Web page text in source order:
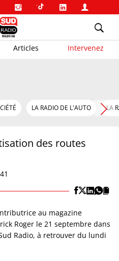
Articles Intervenez
LA RADIO DE L'AUTO LA
des routes
au magazine
Roger le 21 septembre dans
Radio, à retrouver du lundi